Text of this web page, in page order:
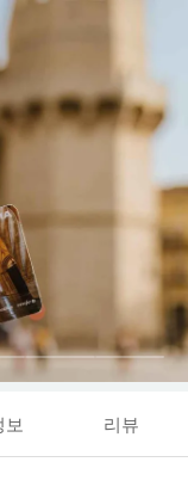
보 리뷰